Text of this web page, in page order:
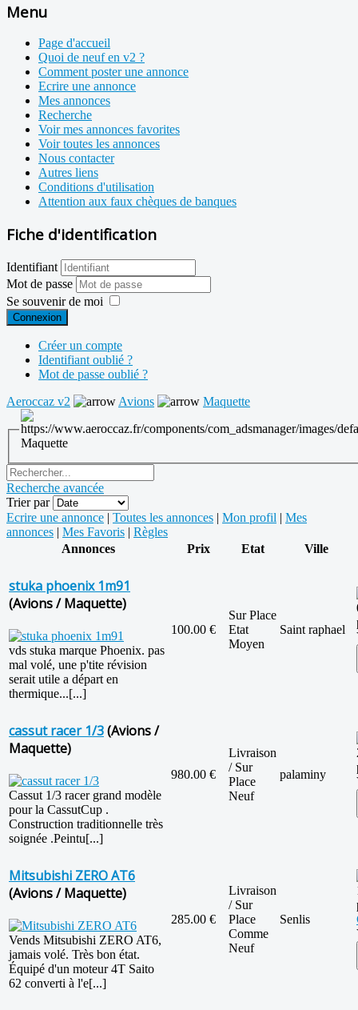
Menu
Page d'accueil
Quoi de neuf en v2 ?
Comment poster une annonce
Ecrire une annonce
Mes annonces
Recherche
Voir mes annonces favorites
Voir toutes les annonces
Nous contacter
Autres liens
Conditions d'utilisation
Attention aux faux chèques de banques
Fiche d'identification
Identifiant
Mot de passe
Se souvenir de moi
Connexion
Créer un compte
Identifiant oublié ?
Mot de passe oublié ?
Aeroccaz v2
Avions Maquette
Maquette
Recherche avancée
Trier par
Ecrire une annonce
Toutes les annonces Mon profil
Mes
annonces
Mes Favoris
Règles
Annonces
Prix Etat Ville
stuka phoenix 1m91
(Avions / Maquette)
vds stuka marque Phoenix. pas
mal volé, une p'tite révision
serait utile a départ en
thermique...[...]
100.00 €
Sur Place
Etat
Moyen
Saint raphael
cassut racer 1/3(Avions /
Maquette)
Cassut 1/3 racer grand modèle
pour la CassutCup .
Construction traditionnelle très
soignée .Peintu[...]
980.00 €
Livraison
/ Sur
Place
Neuf
palaminy
Mitsubishi ZERO AT6
(Avions / Maquette)
Vends Mitsubishi ZERO AT6,
jamais volé. Très bon état.
Équipé d'un moteur 4T Saito
62 converti à l'e[...]
285.00 €
Livraison
/ Sur
Place
Comme
Neuf
Senlis